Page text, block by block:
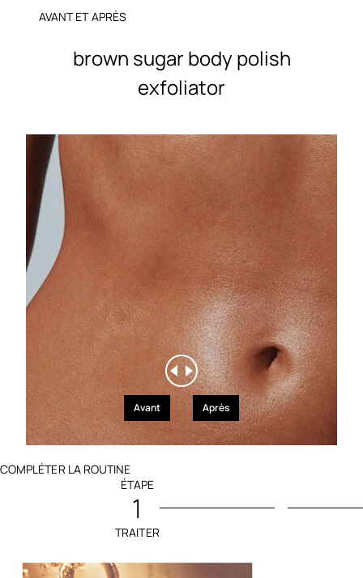
AVANT ET APRÈS
brown sugar body polish
exfoliator
Avant Après
COMPLÉTER LA ROUTINE
ÉTAPE
1
TRAITER